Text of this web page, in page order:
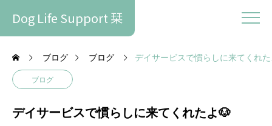
Dog Life Support 栞
ブログ ブログ デイサービスで慣らしに来てくれ
ブログ
デイサービスで慣らしに来てくれたよ🐶